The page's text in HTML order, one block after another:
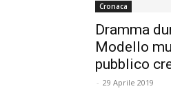
Cronaca
Dramma
Modello
pubblico
- 29 Aprile 2019